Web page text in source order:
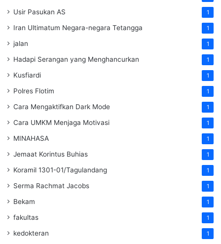
Usir Pasukan AS 1
Iran Ultimatum Negara-negara Tetangga 1
jalan 1
Hadapi Serangan yang Menghancurkan 1
Kusfiardi 1
Polres Flotim 1
Cara Mengaktifkan Dark Mode 1
Cara UMKM Menjaga Motivasi 1
MINAHASA 1
Jemaat Korintus Buhias 1
Koramil 1301-01/Tagulandang 1
Serma Rachmat Jacobs 1
Bekam 1
fakultas 1
kedokteran 1